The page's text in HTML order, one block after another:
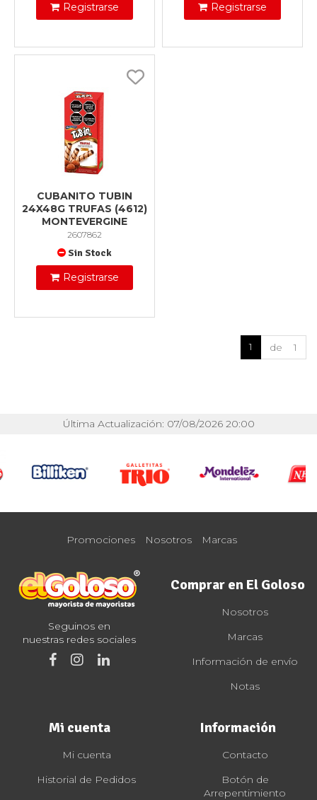
Registrarse Registrarse
CUBANITO TUBIN
24X48G TRUFAS (4612)
MONTEVERGINE
2607862
Sin Stock
Registrarse
1 de 1
Última Actualización: 07/08/2026 20:00
Promociones Nosotros Marcas
Seguinos en
nuestras redes sociales
Comprar en El Goloso
Nosotros
Marcas
Información de envío
Notas
Mi cuenta
Mi cuenta
Historial de Pedidos
Información
Contacto
Botón de
Arrepentimiento